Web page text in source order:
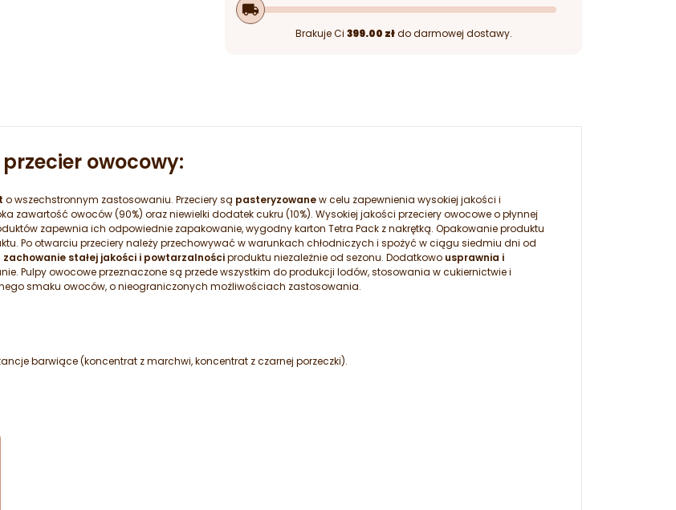
local_shipping
Brakuje Ci 399.00 złdo darmowej dostawy.
owocowy:
o wszechstronnym zastosowaniu. Przeciery są pasteryzowanew celu zapewnienia wysokiej jakości i
zawartość owoców (90%) oraz niewielki dodatek cukru (10%). Wysokiej jakości przeciery owocowe o płynnej
zapewnia ich odpowiednie zapakowanie, wygodny karton Tetra Pack z nakrętką. Opakowanie produktu
Po otwarciu przeciery należy przechowywać w warunkach chłodniczych i spożyć w ciągu siedmiu dni od
zachowanie stałej jakości i powtarzalnościproduktu niezależnie od sezonu. Dodatkowo usprawnia i
Pulpy owocowe przeznaczone są przede wszystkim do produkcji lodów, stosowania w cukiernictwie i
smaku owoców, o nieograniczonych możliwościach zastosowania.
barwiące (koncentrat z marchwi, koncentrat z czarnej porzeczki).